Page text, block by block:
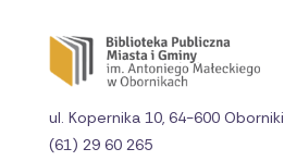
ul. Kopernika 10, 64-600 Oborniki
(61) 29 60 265